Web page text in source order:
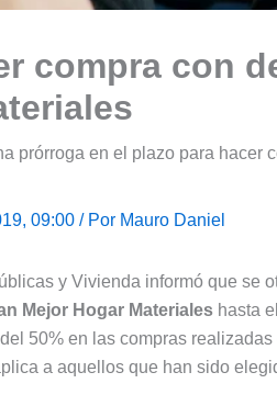
compra con
prórroga en el plazo para hacer
09:00 / Por Mauro Daniel
y Vivienda informó que se
Mejor Hogar Materiales hasta
50% en las compras
a aquellos que han sido